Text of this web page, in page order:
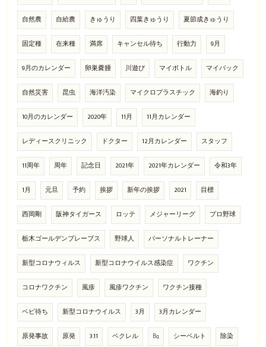
自然農 自給農 きゅうり 四葉きゅうり 夏節成きゅうり
固定種 在来種 満席 キャンセル待ち 行動力 9月
9月のカレンダー 卵巣嚢腫 川遊び マイボトル マイバック
自然災害 昆虫 海洋汚染 マイクロプラスチック 海釣り
10月のカレンダー 2020年 11月 11月カレンダー
レディースクリニック ドクター 12月カレンダー スタッフ
11周年 周年 記念日 2021年 2021年カレンダー 令和3年
1月 元旦 予約 挨拶 新年の挨拶 2021 目標
西岡剛 阪神タイガース ロッテ メジャーリーグ プロ野球
栃木ゴールデンブレーブス 野球人 パーソナルトレーナー
新型コロナウィルス 新型コロナウイルス感染症 ワクチン
コロナワクチン 風疹 風疹ワクチン ワクチン接種
ベビ待ち 新型コロナウイルス 3月 3月カレンダー
原発事故 原発 3.11 ベクレル ㏃ シーベルト 除染